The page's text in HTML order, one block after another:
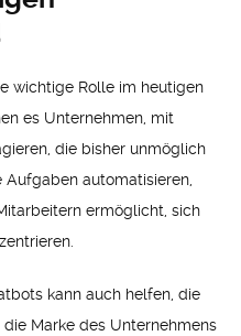
wichtige Rolle im heutigen
es Unternehmen, mit
die bisher unmöglich
Aufgaben automatisieren,
ermöglicht, sich
kann auch helfen, die
Marke des Unternehmens